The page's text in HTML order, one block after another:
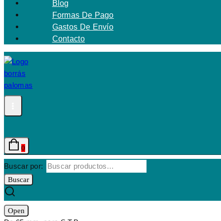
Blog
Formas De Pago
Gastos De Envío
Contacto
0
Buscar por:
Buscar
Open